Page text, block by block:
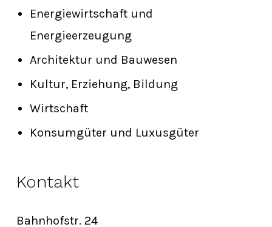
Energiewirtschaft und
Energieerzeugung
Architektur und Bauwesen
Kultur, Erziehung, Bildung
Wirtschaft
Konsumgüter und Luxusgüter
Kontakt
Bahnhofstr. 24